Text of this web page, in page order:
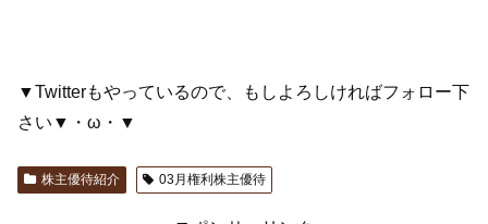
▼Twitterもやっているので、もしよろしければフォロー下
さい▼・ω・▼
株主優待紹介 03月権利株主優待